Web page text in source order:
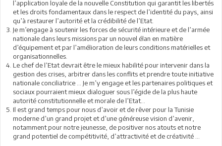
l’application loyale de la nouvelle Constitution qui garantit les libertés
et les droits fondamentaux dans le respect de l’identité du pays, ainsi
qu’à restaurer l’autorité et la crédibilité de l’Etat.
Je m’engage à soutenir les forces de sécurité intérieure et de l’armée
nationale dans leurs missions par un nouvel élan en matière
d’équipement et par l’amélioration de leurs conditions matérielles et
organisationnelles.
Le chef de l’Etat devrait être le mieux habilité pour intervenir dans la
gestion des crises, arbitrer dans les conflits et prendre toute initiative
nationale conciliatrice … Je m’y engage et les partenaires politiques et
sociaux pourraient mieux dialoguer sous l’égide de la plus haute
autorité constitutionnelle et morale de l’Etat…
Il est grand temps pour nous d’avoir et de rêver pour la Tunisie
moderne d’un grand projet et d’une généreuse vision d’avenir,
notamment pour notre jeunesse, de positiver nos atouts et notre
grand potentiel de compétitivité, d’attractivité et de créativité …